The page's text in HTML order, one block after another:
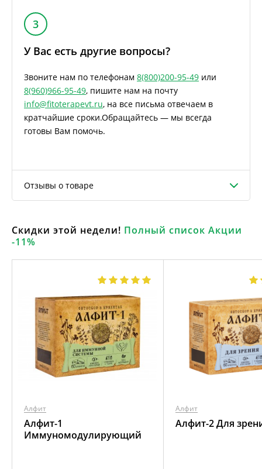
3
У Вас есть другие вопросы?
Звоните нам по телефонам 8(800)200-95-49 или
8(960)966-95-49, пишите нам на почту
info@fitoterapevt.ru, на все письма отвечаем в
кратчайшие сроки.Обращайтесь — мы всегда
готовы Вам помочь.
Отзывы о товаре
Скидки этой недели! Полный список Акции
-11%
Алфит
Алфит-1
Иммуномодулирующий
Алфит
Алфит-2 Для